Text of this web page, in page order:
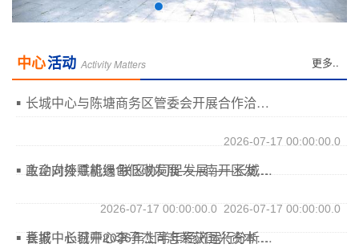
中心活动 Activity Matters 更多..
长城中心与陈塘商务区管委会开展合作洽谈 聚力联动共促区域提质升级
2026-07-17 00:00:00.0
政企对接赋能绿色低碳发展——南开区发改委到访长城中心开展能源审计与认证业务专题调研
2026-07-17 00:00:00.0
主动向外寻机遇 联区协同促发展——长城中心赴京津中关村科技城交流座谈
2026-07-17 00:00:00.0
长城中心召开2026年上半年经济运行分析暨工作总结会
喜报｜长城中心李子杰同志荣获国兴资本系统第二批“雏鹰工程”优秀学员称号